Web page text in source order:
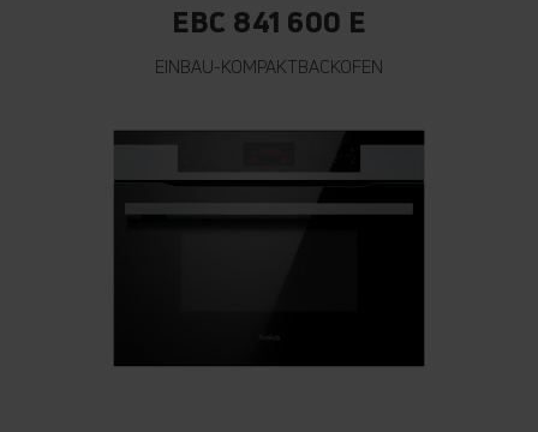
EBC 841 600 E
EINBAU-KOMPAKTBACKOFEN